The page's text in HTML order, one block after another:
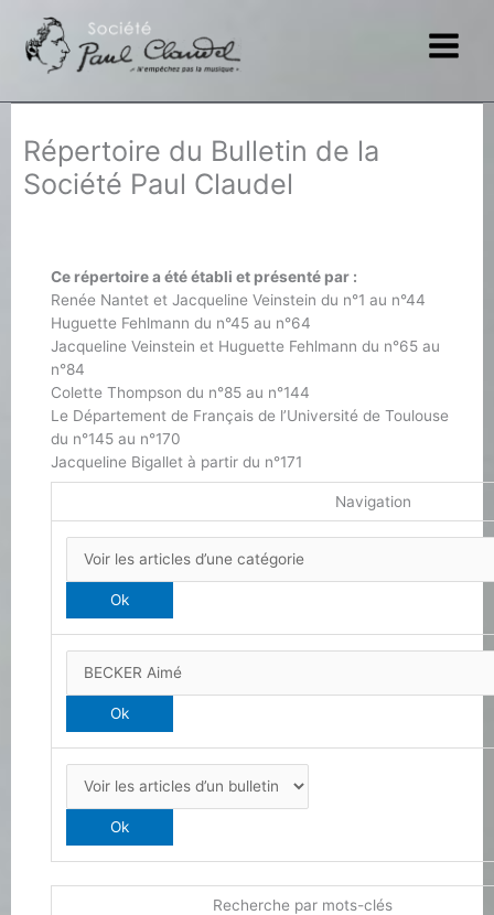
contenu
Répertoire du Bulletin de la
Société Paul Claudel
Ce répertoire a été établi et présenté par :
Renée Nantet et Jacqueline Veinstein du n°1 au n°44
Huguette Fehlmann du n°45 au n°64
Jacqueline Veinstein et Huguette Fehlmann du n°65 au
n°84
Colette Thompson du n°85 au n°144
Le Département de Français de l’Université de Toulouse
du n°145 au n°170
Jacqueline Bigallet à partir du n°171
Navigation
Recherche par mots-clés